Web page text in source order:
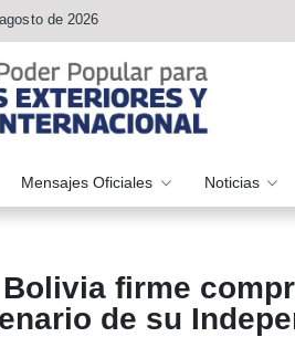
de 2026
Mensajes Oficiales Noticias
firme
de su